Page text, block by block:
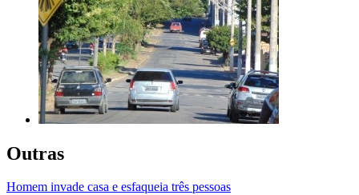
Outras
Homem invade casa e esfaqueia três pessoas